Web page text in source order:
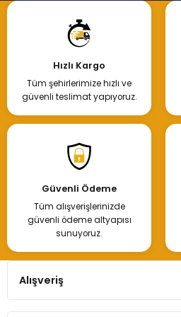
Hızlı Kargo
Tüm şehirlerimize hızlı ve
güvenli teslimat yapıyoruz.
Güvenli Ödeme
Tüm alışverişlerinizde
güvenli ödeme altyapısı
sunuyoruz.
Alışveriş